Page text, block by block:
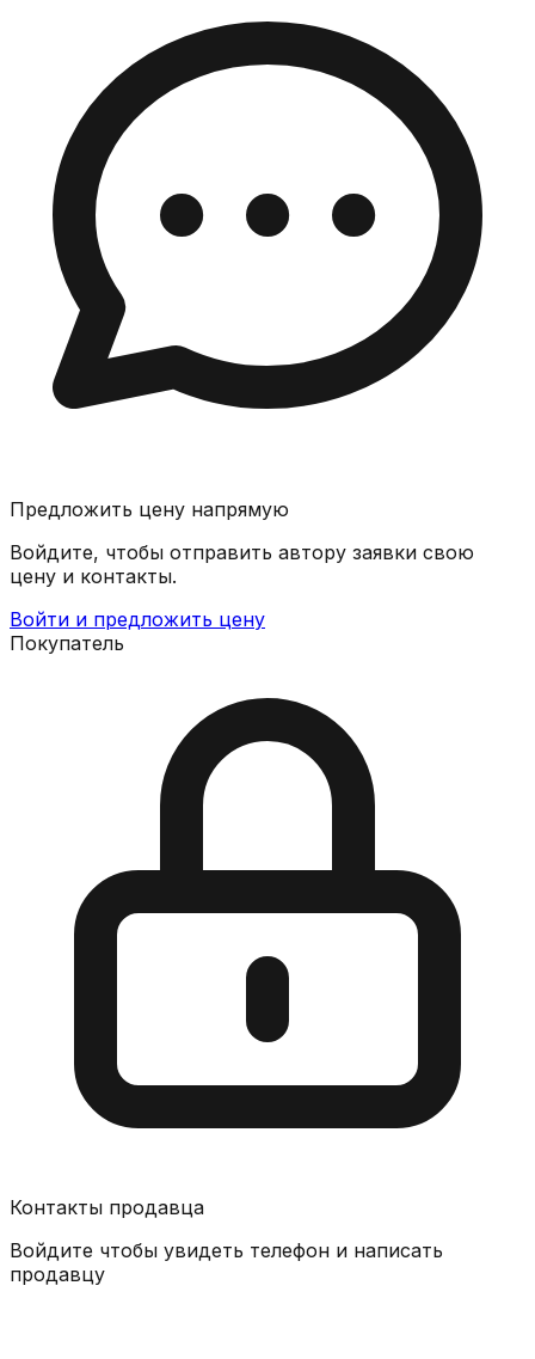
Предложить цену напрямую
Войдите, чтобы отправить автору заявки свою
цену и контакты.
Войти и предложить цену
Покупатель
Контакты продавца
Войдите чтобы увидеть телефон и написать
продавцу